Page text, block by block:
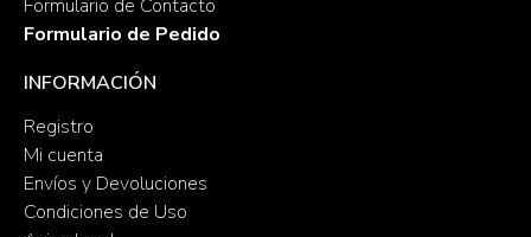
Formulario de Contacto
Formulario de Pedido
INFORMACIÓN
Registro
Mi cuenta
Envíos y Devoluciones
Condiciones de Uso